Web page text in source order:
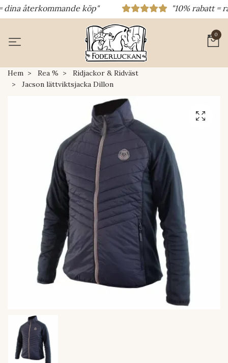
återkommande köp" "10% rabatt =
0
Hem Rea %
Ridjackor & Ridväst
Jacson lättviktsjacka Dillon